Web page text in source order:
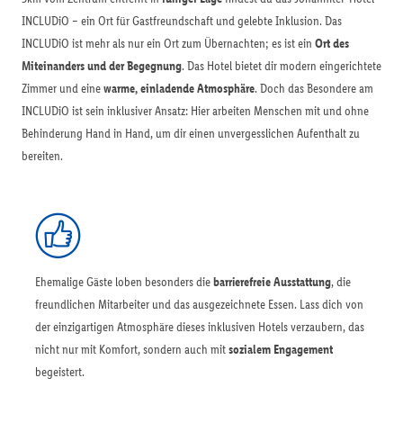
INCLUDiO – ein Ort für Gastfreundschaft und gelebte Inklusion. Das
INCLUDiO ist mehr als nur ein Ort zum Übernachten; es ist ein Ort des
Miteinanders und der Begegnung. Das Hotel bietet dir modern eingerichtete
Zimmer und einewarme, einladende Atmosphäre. Doch das Besondere am
INCLUDiO ist sein inklusiver Ansatz: Hier arbeiten Menschen mit und ohne
Behinderung Hand in Hand, um dir einen unvergesslichen Aufenthalt zu
bereiten.
Ehemalige Gäste loben besonders diebarrierefreie Ausstattung, die
freundlichen Mitarbeiter und das ausgezeichnete Essen. Lass dich von
der einzigartigen Atmosphäre dieses inklusiven Hotels verzaubern, das
nicht nur mit Komfort, sondern auch mitsozialem Engagement
begeistert.